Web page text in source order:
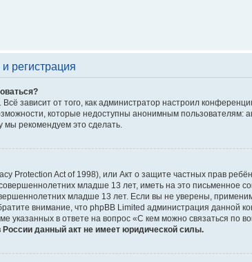
регистрация
зависит от того, как администратор настроил
которые недоступны анонимным пользователям:
мы рекомендуем это сделать.
Protection Act of 1998), или Акт о защите частных прав
младше 13 лет, иметь на это письменное
младше 13 лет. Если вы не уверены,
внимание, что phpBB Limited администрация данной
указанных в ответе на вопрос «С кем можно связаться по
данный акт не имеет юридической силы.